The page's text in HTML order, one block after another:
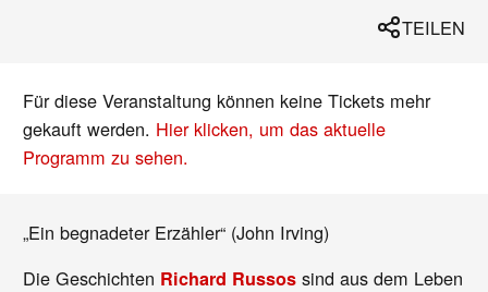
TEILEN
Für diese Veranstaltung können keine Tickets mehr
gekauft werden. Hier klicken, um das aktuelle
Programm zu sehen.
„Ein begnadeter Erzähler“ (John Irving)
Die Geschichten Richard Russos sind aus dem Leben